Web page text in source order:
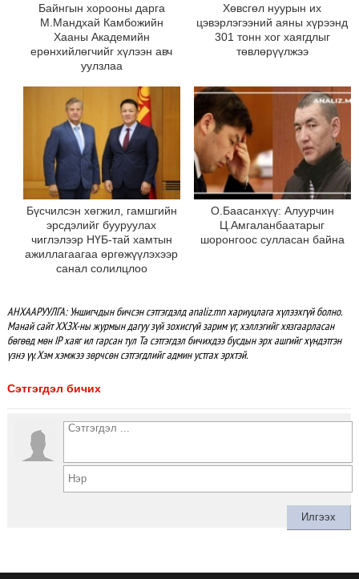
Байнгын хорооны дарга
М.Мандхай Камбожийн
Хааны Академийн
ерөнхийлөгчийг хүлээн авч
уулзлаа
Хөвсгөл нуурын их
цэвэрлэгээний аяны хүрээнд
301 тонн хог хаягдлыг
төвлөрүүлжээ
Бүсчилсэн хөгжил, гамшгийн
эрсдэлийг бууруулах
чиглэлээр НҮБ-тай хамтын
ажиллагаагаа өргөжүүлэхээр
санал солилцлоо
О.Баасанхүү: Алуурчин
Ц.Амгаланбаатарыг
шоронгоос сулласан байна
АНХААРУУЛГА: Уншигчдын бичсэн сэтгэгдэлд analiz.mn хариуцлага хүлээхгүй болно.
Манай сайт ХХЗХ-ны журмын дагуу зүй зохисгүй зарим үг, хэллэгийг хязгаарласан
бөгөөд мөн IP хаяг ил гарсан тул Та сэтгэгдэл бичихдээ бусдын эрх ашгийг хүндэтгэн
үзнэ үү. Хэм хэмжээ зөрчсөн сэтгэгдлийг админ устгах эрхтэй.
Сэтгэгдэл бичих